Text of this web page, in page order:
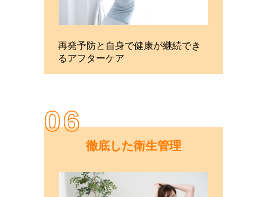
再発予防と自身で健康が継続でき
るアフターケア
06
徹底した衛生管理